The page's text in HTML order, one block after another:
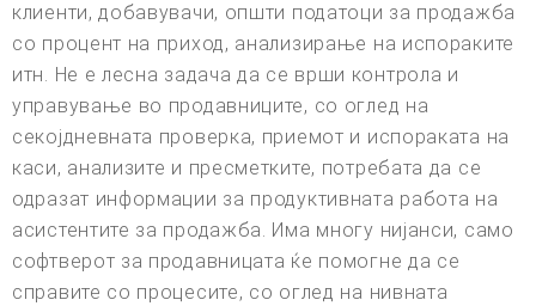
клиенти, добавувачи, општи податоци за продажба
со процент на приход, анализирање на испораките
итн. Не е лесна задача да се врши контрола и
управување во продавниците, со оглед на
секојдневната проверка, приемот и испораката на
каси, анализите и пресметките, потребата да се
одразат информации за продуктивната работа на
асистентите за продажба. Има многу нијанси, само
софтверот за продавницата ќе помогне да се
справите со процесите, со оглед на нивната